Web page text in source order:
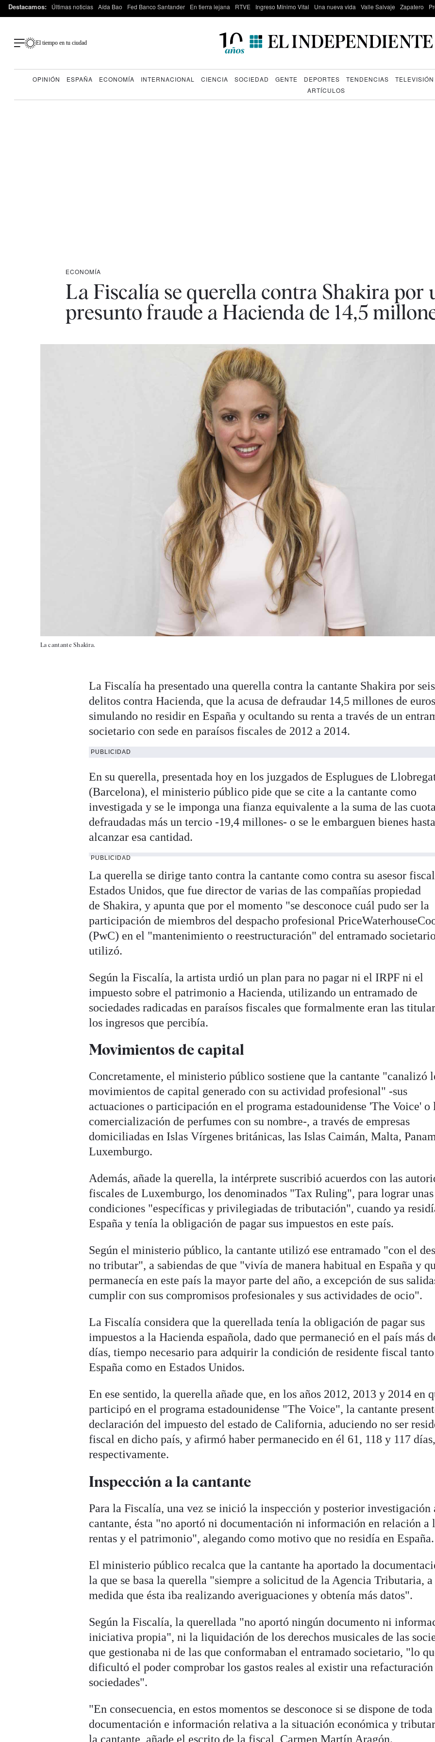
Destacamos: Últimas noticias Aída Bao Fed Banco Santander En tierra lejana RTVE Ingreso Mínimo Vital Una nueva vida Valle Salvaje Zapatero
El tiempo en tu ciudad
OPINIÓN ESPAÑA ECONOMÍA INTERNACIONAL CIENCIA SOCIEDAD GENTE DEPORTES TENDENCIAS TELEVISIÓN
ARTÍCULOS
ECONOMÍA
La Fiscalía se querella contra Shakira por
presunto fraude a Hacienda de 14,5
La cantante Shakira.
La Fiscalía ha presentado una querella contra la cantante Shakira por seis
delitos contra Hacienda, que la acusa de defraudar 14,5 millones de euros
simulando no residir en España y ocultando su renta a través de un
societario con sede en paraísos fiscales de 2012 a 2014.
PUBLICIDAD
En su querella, presentada hoy en los juzgados de Esplugues de
(Barcelona), el ministerio público pide que se cite a la cantante como
investigada y se le imponga una fianza equivalente a la suma de las
defraudadas más un tercio -19,4 millones- o se le embarguen bienes hasta
alcanzar esa cantidad.
PUBLICIDAD
La querella se dirige tanto contra la cantante como contra su asesor
Estados Unidos, que fue director de varias de las compañías propiedad
de Shakira, y apunta que por el momento "se desconoce cuál pudo ser la
participación de miembros del despacho profesional
(PwC) en el "mantenimiento o reestructuración" del entramado
utilizó.
Según la Fiscalía, la artista urdió un plan para no pagar ni el IRPF ni el
impuesto sobre el patrimonio a Hacienda, utilizando un entramado de
sociedades radicadas en paraísos fiscales que formalmente eran las
los ingresos que percibía.
Movimientos de capital
Concretamente, el ministerio público sostiene que la cantante "canalizó
movimientos de capital generado con su actividad profesional" -sus
actuaciones o participación en el programa estadounidense 'The Voice' o
comercialización de perfumes con su nombre-, a través de empresas
domiciliadas en Islas Vírgenes británicas, las Islas Caimán, Malta,
Luxemburgo.
Además, añade la querella, la intérprete suscribió acuerdos con las
fiscales de Luxemburgo, los denominados "Tax Ruling", para lograr unas
condiciones "específicas y privilegiadas de tributación", cuando ya
España y tenía la obligación de pagar sus impuestos en este país.
Según el ministerio público, la cantante utilizó ese entramado "con el
no tributar", a sabiendas de que "vivía de manera habitual en España y
permanecía en este país la mayor parte del año, a excepción de sus
cumplir con sus compromisos profesionales y sus actividades de ocio".
La Fiscalía considera que la querellada tenía la obligación de pagar sus
impuestos a la Hacienda española, dado que permaneció en el país más
días, tiempo necesario para adquirir la condición de residente fiscal
España como en Estados Unidos.
En ese sentido, la querella añade que, en los años 2012, 2013 y 2014 en
participó en el programa estadounidense "The Voice", la cantante
declaración del impuesto del estado de California, aduciendo no ser
fiscal en dicho país, y afirmó haber permanecido en él 61, 118 y 117 días,
respectivamente.
Inspección a la cantante
Para la Fiscalía, una vez se inició la inspección y posterior investigación
cantante, ésta "no aportó ni documentación ni información en relación a
rentas y el patrimonio", alegando como motivo que no residía en España.
El ministerio público recalca que la cantante ha aportado la
la que se basa la querella "siempre a solicitud de la Agencia Tributaria, a
medida que ésta iba realizando averiguaciones y obtenía más datos".
Según la Fiscalía, la querellada "no aportó ningún documento ni
iniciativa propia", ni la liquidación de los derechos musicales de las
que gestionaba ni de las que conformaban el entramado societario, "lo
dificultó el poder comprobar los gastos reales al existir una refacturación
sociedades".
"En consecuencia, en estos momentos se desconoce si se dispone de toda
documentación e información relativa a la situación económica y
la cantante, añade el escrito de la fiscal, Carmen Martín Aragón.